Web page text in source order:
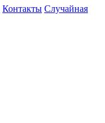
Контакты Случайная